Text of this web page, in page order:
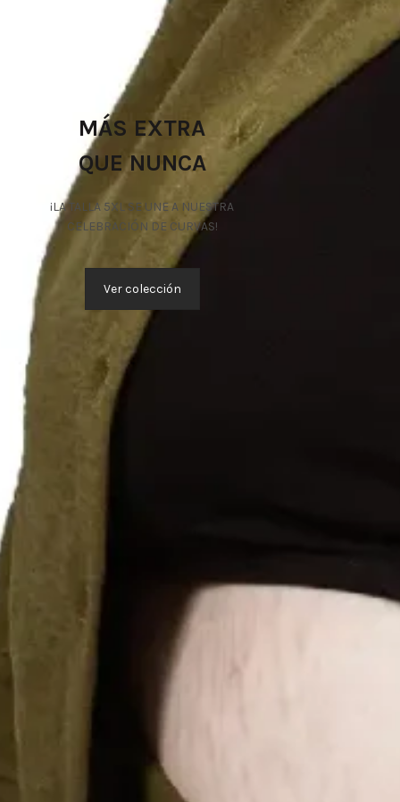
MÁS EXTRA
QUE NUNCA
¡LA TALLA 5XL SE UNE A NUESTRA
CELEBRACIÓN DE CURVAS!
Ver colección